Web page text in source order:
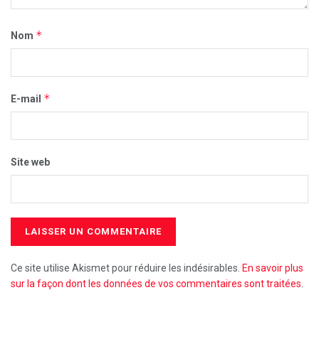
Nom *
E-mail *
Site web
Ce site utilise Akismet pour réduire les indésirables. En savoir plus
sur la façon dont les données de vos commentaires sont traitées